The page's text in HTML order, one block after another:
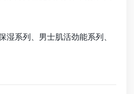
系列、男士肌活劲能系列、